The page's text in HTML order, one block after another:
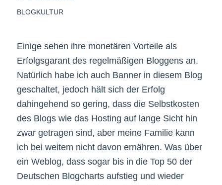
BLOGKULTUR
Einige sehen ihre monetären Vorteile als
Erfolgsgarant des regelmäßigen Bloggens an.
Natürlich habe ich auch Banner in diesem Blog
geschaltet, jedoch hält sich der Erfolg
dahingehend so gering, dass die Selbstkosten
des Blogs wie das Hosting auf lange Sicht hin
zwar getragen sind, aber meine Familie kann
ich bei weitem nicht davon ernähren. Was über
ein Weblog, dass sogar bis in die Top 50 der
Deutschen Blogcharts aufstieg und wieder